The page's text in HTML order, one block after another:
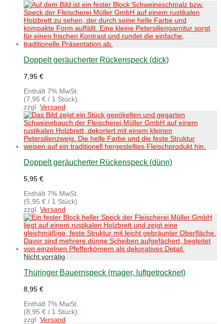
Doppelt geräucherter Rückenspeck (dick)
7,95 €
Enthält 7% MwSt.
(7,95 € / 1 Stück)
zzgl. Versand
Doppelt geräucherter Rückenspeck (dünn)
5,95 €
Enthält 7% MwSt.
(5,95 € / 1 Stück)
zzgl. Versand
Thüringer Bauernspeck (mager, luftgetrocknet)
8,95 €
Enthält 7% MwSt.
(8,95 € / 1 Stück)
zzgl. Versand